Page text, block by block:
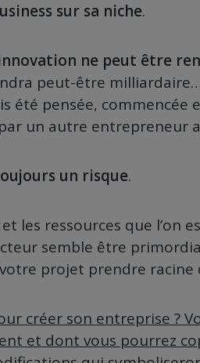
sur sa niche.
ne peut être
peut-être
été pensée,
un autre entrepreneur
un risque.
les ressources que l’on
semble être
projet prendre racine
créer son entreprise ?
et dont vous pourrez